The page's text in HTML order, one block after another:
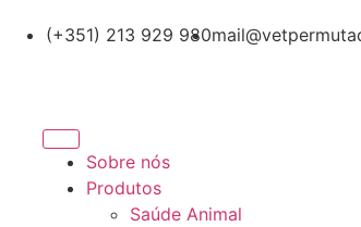
(+351) 213 929 980
Sobre nós
Produtos
Saúde Animal